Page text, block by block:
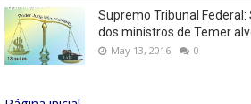
Supremo Tribunal
dos ministros de Temer
May 13, 2016 0